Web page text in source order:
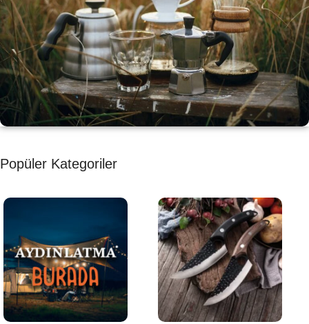
Keşfet
KAHVE KEYFİ
Kahvemizi Denediniz mi ?
Keşfet
Popüler Kategoriler